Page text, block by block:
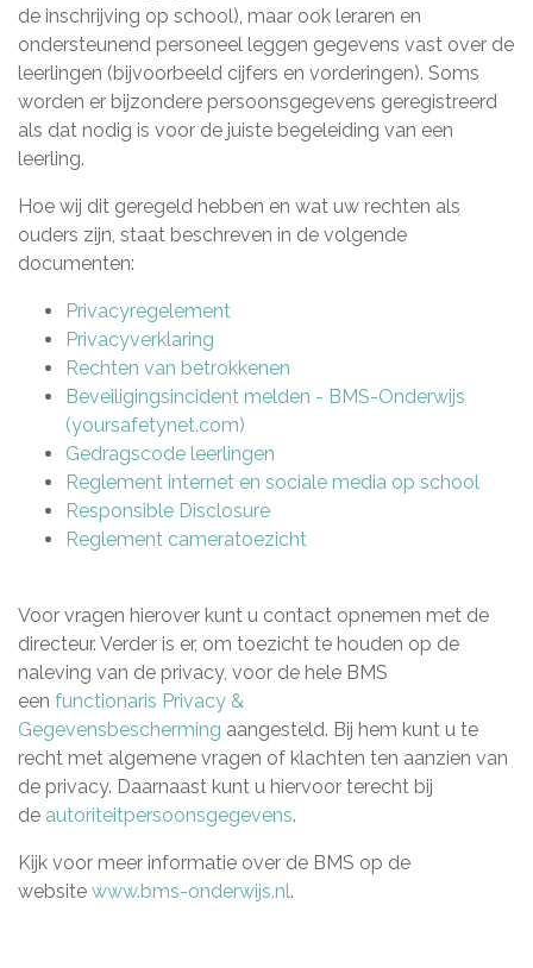
de inschrijving op school), maar ook leraren en
ondersteunend personeel leggen gegevens vast over de
leerlingen (bijvoorbeeld cijfers en vorderingen). Soms
worden er bijzondere persoonsgegevens geregistreerd
als dat nodig is voor de juiste begeleiding van een
leerling.
Hoe wij dit geregeld hebben en wat uw rechten als
ouders zijn, staat beschreven in de volgende
documenten:
Privacyregelement
Privacyverklaring
Rechten van betrokkenen
Beveiligingsincident melden - BMS-Onderwijs
(yoursafetynet.com)
Gedragscode leerlingen
Reglement internet en sociale media op school
Responsible Disclosure
Reglement cameratoezicht
Voor vragen hierover kunt u contact opnemen met de
directeur. Verder is er, om toezicht te houden op de
naleving van de privacy, voor de hele BMS
een functionaris Privacy &
Gegevensbescherming aangesteld. Bij hem kunt u te
recht met algemene vragen of klachten ten aanzien van
de privacy. Daarnaast kunt u hiervoor terecht bij
de autoriteitpersoonsgegevens.
Kijk voor meer informatie over de BMS op de
website www.bms-onderwijs.nl.